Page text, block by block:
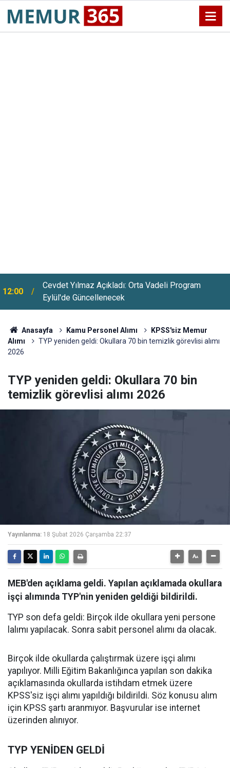
12:00
Cevdet Yılmaz Açıkladı: Orta Vadeli Program
Eylül'de Güncellenecek
Anasayfa Kamu Personel Alımı
KPSS'siz Memur
Alımı
TYP yeniden geldi: Okullara 70 bin temizlik görevlisi alımı
2026
TYP yeniden geldi: Okullara 70 bin
temizlik görevlisi alımı 2026
Yayınlanma: 18 Şubat 2026 Çarşamba 22:37
MEB'den açıklama geldi. Yapılan açıklamada okullara
işçi alımında TYP'nin yeniden geldiği bildirildi.
TYP son defa geldi: Birçok ilde okullara yeni persone
lalımı yapılacak. Sonra sabit personel alımı da olacak.
Birçok ilde okullarda çalıştırmak üzere işçi alımı
yapılıyor. Milli Eğitim Bakanlığınca yapılan son dakika
açıklamasında okullarda istihdam etmek üzere
KPSS'siz işçi alımı yapıldığı bildirildi. Söz konusu alım
için KPSS şartı aranmıyor. Başvurular ise internet
üzerinden alınıyor.
TYP YENİDEN GELDİ